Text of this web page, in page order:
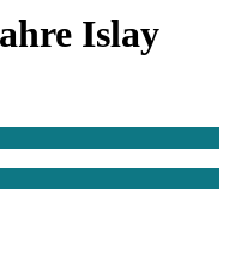
Islay